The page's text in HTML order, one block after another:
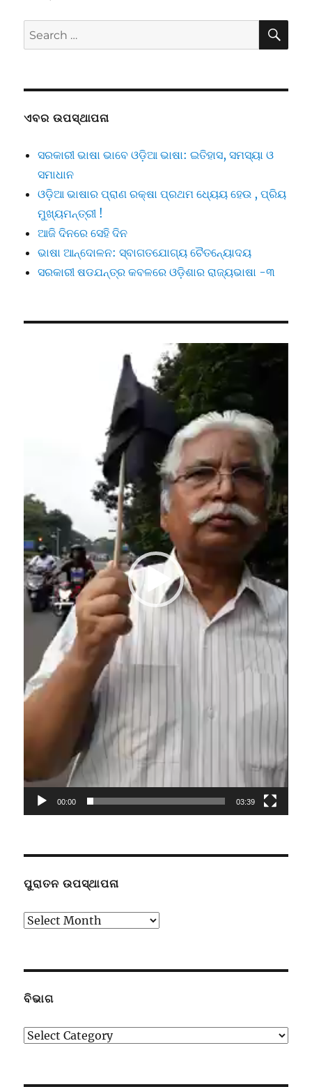
Search
for:
ଏବର ଉପସ୍ଥାପନା
ସରକାରୀ ଭାଷା ଭାବେ ଓଡ଼ିଆ ଭାଷା: ଇତିହାସ, ସମସ୍ୟା ଓ
ସମାଧାନ
ଓଡ଼ିଆ ଭାଷାର ପ୍ରାଣ ରକ୍ଷା ପ୍ରଥମ ଧ୍ୟେୟ ହେଉ , ପ୍ରିୟ
ମୁଖ୍ୟମନ୍ତ୍ରୀ !
ଆଜି ଦିନରେ ସେହି ଦିନ
ଭାଷା ଆନ୍ଦୋଳନ: ସ୍ବାଗତଯୋଗ୍ୟ ଚୈତନ୍ୟୋଦୟ
ସରକାରୀ ଷଡଯନ୍ତ୍ର କବଳରେ ଓଡ଼ିଶାର ରାଜ୍ୟଭାଷା -୩
00:00 03:39
ପୁରାତନ ଉପସ୍ଥାପନା
ପୁରାତନ
ବିଭାଗ
ବିଭାଗ